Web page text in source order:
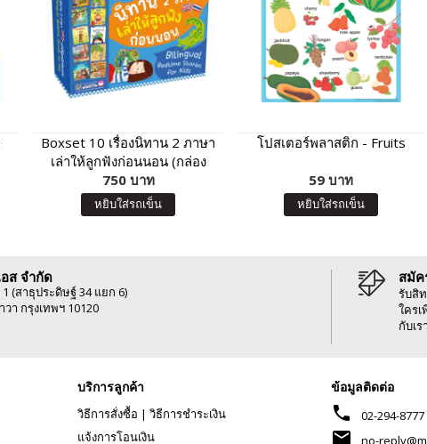
Boxset 10 เรื่องนิทาน 2 ภาษา
เล่าให้ลูกฟังก่อนนอน (กล่อง
ฟ้า)
750 บาท
หยิบใส่รถเข็น
โปสเตอร์พลาสติก - Fruits
59 บาท
หยิบใส่รถเข็น
ส จำกัด
(สาธุประดิษฐ์ 34 แยก 6)
า กรุงเทพฯ 10120
สมั
รับสิ
ใคร
กับเรา
บริการลูกค้า
วิธีการสั่งซื้อ | วิธีการชำระเงิน
แจ้งการโอนเงิน
ข้อมูลติดต่อ
phone 02-294-8777
mail no-